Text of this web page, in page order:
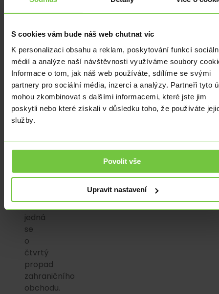
S cookies vám bude náš web chutnat víc
K personalizaci obsahu a reklam, poskytování funkcí
médií a analýze naší návštěvnosti využíváme soubory
Informace o tom, jak náš web používáte, sdílíme se svými
partnery pro sociální média, inzerci a analýzy. Partneři tyto
mohou zkombinovat s dalšími informacemi, které jste jim
poskytli nebo které získali v důsledku toho, že používáte
služby.
Povolit vše
Upravit nastavení
také
severních
sousedů.
Obchodní
bilance
za
poslední
měsíc
v
822
a
jedná
se
o
čtvrtý
propad
zahraničního
obchodu.